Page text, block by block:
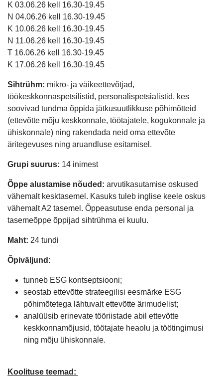
K 03.06.26 kell 16.30-19.45
N 04.06.26 kell 16.30-19.45
K 10.06.26 kell 16.30-19.45
N 11.06.26 kell 16.30-19.45
T 16.06.26 kell 16.30-19.45
K 17.06.26 kell 16.30-19.45
Sihtrühm: mikro- ja väikeettevõtjad,
töökeskkonnaspetsilistid, personalispetsialistid, kes
soovivad tundma õppida jätkusuutlikkuse põhimõtteid
(ettevõtte mõju keskkonnale, töötajatele, kogukonnale ja
ühiskonnale) ning rakendada neid oma ettevõte
äritegevuses ning aruandluse esitamisel.
Grupi suurus: 14 inimest
Õppe alustamise nõuded: arvutikasutamise oskused
vähemalt kesktasemel. Kasuks tuleb inglise keele oskus
vähemalt A2 tasemel. Õppeasutuse enda personal ja
tasemeõppe õppijad sihtrühma ei kuulu.
Maht: 24 tundi
Õpiväljund:
tunneb ESG kontseptsiooni;
seostab ettevõtte strateegilisi eesmärke ESG
põhimõtetega lähtuvalt ettevõtte ärimudelist;
analüüsib erinevate tööriistade abil ettevõtte
keskkonnamõjusid, töötajate heaolu ja töötingimusi
ning mõju ühiskonnale.
Koolituse teemad: